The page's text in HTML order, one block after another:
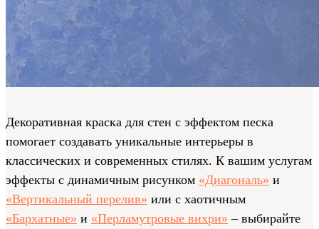
Декоративная краска для стен с эффектом песка
помогает создавать уникальные интерьеры в
классических и современных стилях. К вашим услугам
эффекты с динамичным рисунком «Диагональ» и
«Вертикальный перелив» или с хаотичным
«Бархатные» и «Перламутровые вихри» – выбирайте